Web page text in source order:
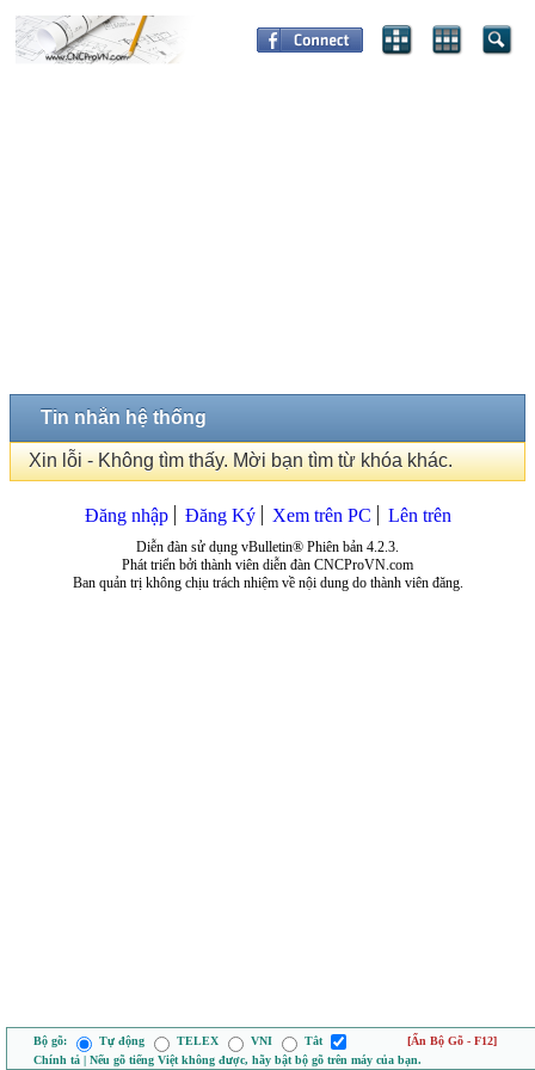
Tin nhắn hệ thống
Xin lỗi - Không tìm thấy. Mời bạn tìm từ khóa khác.
Đăng nhập Đăng Ký Xem trên PC Lên trên
Diễn đàn sử dụng vBulletin® Phiên bản 4.2.3.
Phát triển bởi thành viên diễn đàn CNCProVN.com
Ban quản trị không chịu trách nhiệm về nội dung do thành viên đăng.
Bộ gõ: Tự động TELEX VNI Tắt
[Ẩn Bộ Gõ - F12]
Chính tả | Nếu gõ tiếng Việt không được, hãy bật bộ gõ trên máy của bạn.